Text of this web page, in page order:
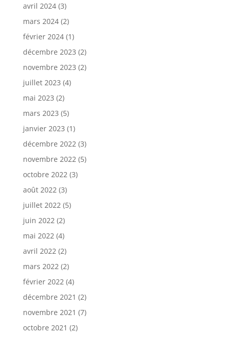
avril 2024(3)
mars 2024(2)
février 2024(1)
décembre 2023 (2)
novembre 2023 (2)
juillet 2023 (4)
mai 2023 (2)
mars 2023 (5)
janvier 2023 (1)
décembre 2022(3)
novembre 2022(5)
octobre 2022(3)
août 2022(3)
juillet 2022(5)
juin 2022(2)
mai 2022(4)
avril 2022(2)
mars 2022(2)
février 2022(4)
décembre 2021 (2)
novembre 2021 (7)
octobre 2021 (2)